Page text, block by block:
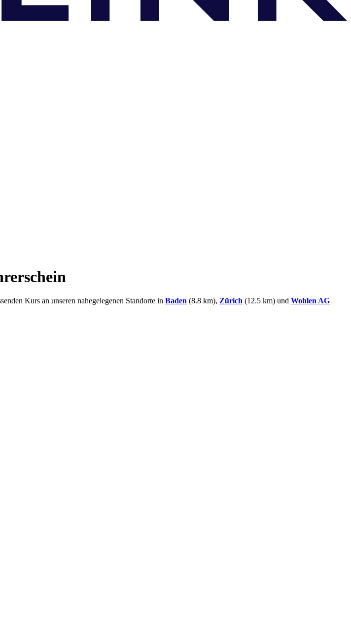
Kurs an unseren nahegelegenen Standorte in Baden (8.8 km), Zürich (12.5 km) und Wohlen AG